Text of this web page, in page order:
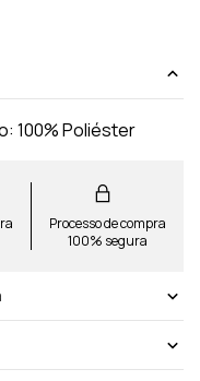
100% Poliéster
Processo de compra
100% segura